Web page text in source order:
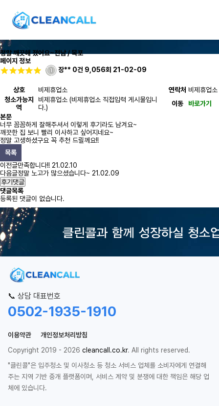
정말 깨끗해 졌어요~전남 / 목포
페이지 정보
장** 0건 9,056회 21-02-09
상호 비제휴업소 연락처 비제휴업소
청소가능지
역
비제휴업소 (비제휴업소 직접입력 게시물입니
다.)
이동
바로가기
본문
너무 꼼꼼하게 잘해주셔서 이렇게 후기라도 남겨요~
깨끗한 집 보니 빨리 이사하고 싶어지네요~
정말 고생하셨구요 꼭 추천 드릴께요!!
목록
이전글만족합니다!! 21.02.10
다음글정말 노고가 많으셨습니다~ 21.02.09
후기댓글
댓글목록
등록된 댓글이 없습니다.
📞 상담 대표번호
0502-1935-1910
이용약관
개인정보처리방침
Copyright 2019 - 2026 cleancall.co.kr. All rights reserved.
"클린콜"은 입주청소 및 이사청소 등 청소 서비스 업체를 소비자에게 연결해
주는 지역 기반 중개 플랫폼이며, 서비스 계약 및 분쟁에 대한 책임은 해당 업
체에 있습니다.